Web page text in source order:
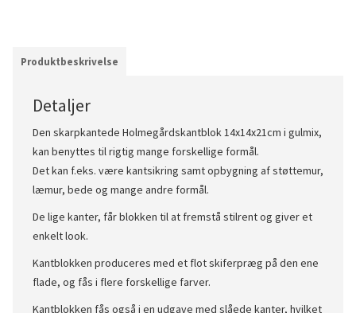
Produktbeskrivelse
Detaljer
Den skarpkantede Holmegårdskantblok 14x14x21cm i gulmix,
kan benyttes til rigtig mange forskellige formål.
Det kan f.eks. være kantsikring samt opbygning af støttemur,
læmur, bede og mange andre formål.
De lige kanter, får blokken til at fremstå stilrent og giver et
enkelt look.
Kantblokken produceres med et flot skiferpræg på den ene
flade, og fås i flere forskellige farver.
Kantblokken fås også i en udgave med slåede kanter, hvilket